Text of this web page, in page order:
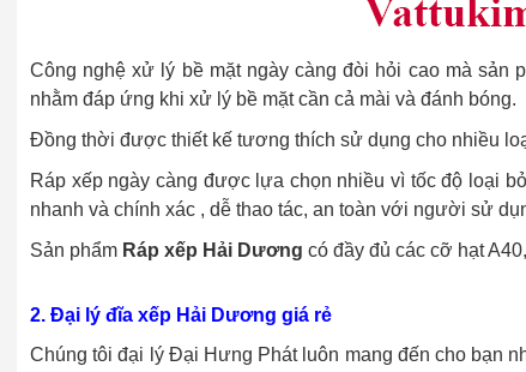
Công nghệ xử lý bề mặt ngày càng đòi hỏi cao mà sản
nhằm đáp ứng khi xử lý bề mặt cần cả mài và đánh bóng.
Đồng thời được thiết kế tương thích sử dụng cho nhiều
Ráp xếp ngày càng được lựa chọn nhiều vì tốc độ loại
nhanh và chính xác , dễ thao tác, an toàn với người sử
Sản phẩm Ráp xếp Hải Dương có đầy đủ các cỡ hạt
2. Đại lý đĩa xếp Hải Dương giá rẻ
Chúng tôi đại lý Đại Hưng Phát luôn mang đến cho bạn